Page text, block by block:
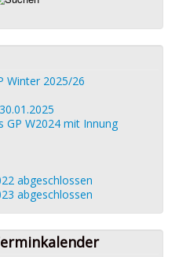
Winter 2025/26
GP W2024 mit Innung
abgeschlossen
abgeschlossen